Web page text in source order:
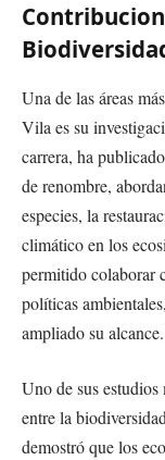
Una de las áreas
Vila es su
carrera, ha
de renombre,
especies, la
climático en los
permitido colaborar
políticas
ampliado su alcance.
Uno de sus
entre la
demostró que los